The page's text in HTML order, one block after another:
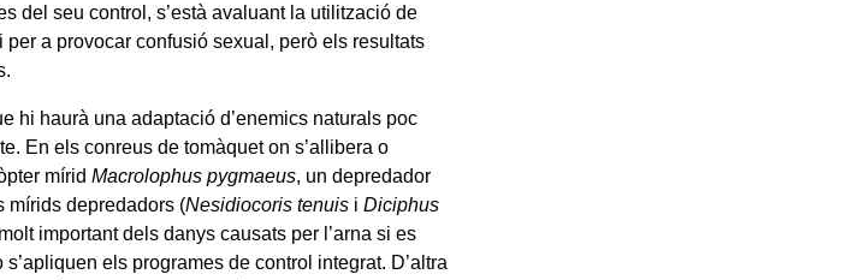
del seu control, s’està avaluant la utilització de
a provocar confusió sexual, però els resultats
hi haurà una adaptació d’enemics naturals poc
En els conreus de tomàquet on s’allibera o
míridMacrolophus pygmaeus, un depredador
mírids depredadors (Nesidiocoris tenuis iDiciphus
important dels danys causats per l’arna si es
els programes de control integrat. D’altra